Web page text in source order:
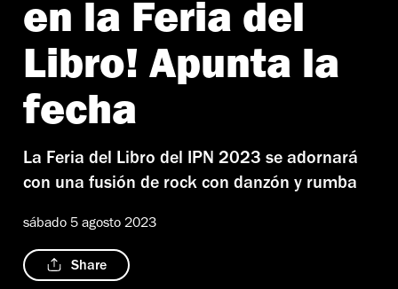
en la Feria del
Libro! Apunta la
fecha
La Feria del Libro del IPN 2023 se adornará
con una fusión de rock con danzón y rumba
sábado 5 agosto 2023
Share